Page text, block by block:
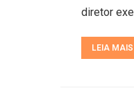
diretor
LEIA MAIS